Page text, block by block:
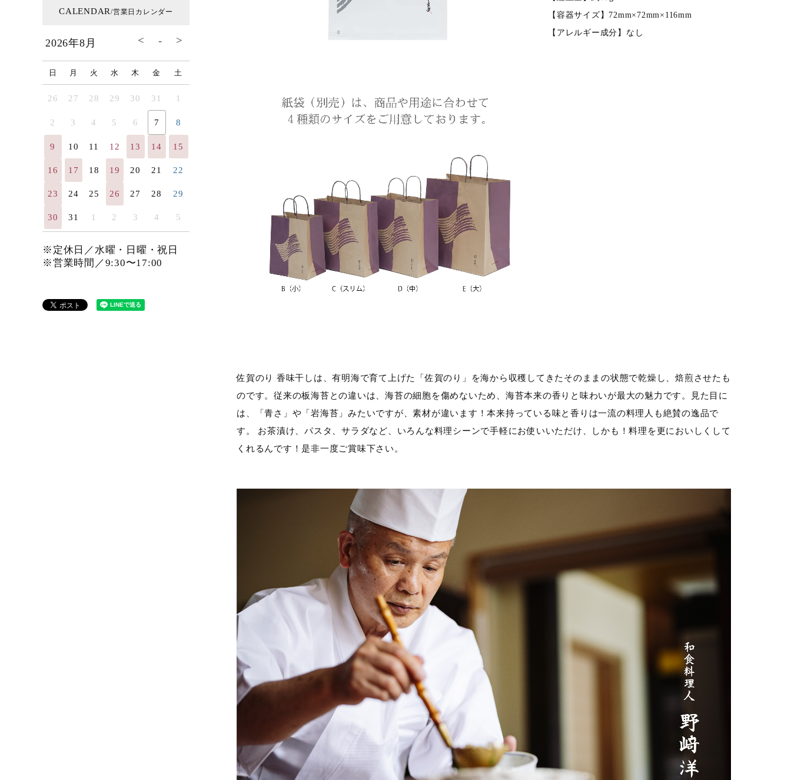
【容器サイズ】72mm×72mm×116mm
【アレルギー成分】なし
佐賀のり 香味干しは、有明海で育て上げた「佐賀のり」を海から収穫してきたそのままの状態で乾燥し、焙煎させたも
のです。従来の板海苔との違いは、海苔の細胞を傷めないため、海苔本来の香りと味わいが最大の魅力です。見た目に
は、「青さ」や「岩海苔」みたいですが、素材が違います！本来持っている味と香りは一流の料理人も絶賛の逸品で
す。 お茶漬け、パスタ、サラダなど、いろんな料理シーンで手軽にお使いいただけ、しかも！料理を更においしくして
くれるんです！是非一度ご賞味下さい。
CALENDAR/営業日カレンダー
2026年8月
日 月 火 水 木 金 土
26 27 28 29 30 31 1
2 3 4 5 6 7 8
9 10 11 12 13 14 15
16 17 18 19 20 21 22
23 24 25 26 27 28 29
30 31 1 2 3 4 5
※定休日／水曜・日曜・祝日
※営業時間／9:30〜17:00